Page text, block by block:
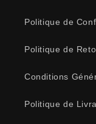
Politique de
Politique de
Conditions
Politique de